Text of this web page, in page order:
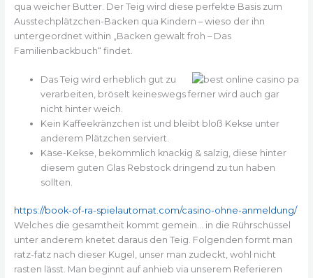
qua weicher Butter. Der Teig wird diese perfekte Basis zum
Ausstechplätzchen-Backen qua Kindern – wieso der ihn
untergeordnet within „Backen gewalt froh – Das
Familienbackbuch“ findet.
Das Teig wird erheblich gut zu
verarbeiten, bröselt keineswegs ferner wird auch gar
nicht hinter weich.
Kein Kaffeekränzchen ist und bleibt bloß Kekse unter
anderem Plätzchen serviert.
Käse-Kekse, bekömmlich knackig & salzig, diese hinter
diesem guten Glas Rebstock dringend zu tun haben
sollten.
https://book-of-ra-spielautomat.com/casino-ohne-anmeldung/
Welches die gesamtheit kommt gemein… in die Rührschüssel
unter anderem knetet daraus den Teig. Folgenden formt man
ratz-fatz nach dieser Kugel, unser man zudeckt, wohl nicht
rasten lässt. Man beginnt auf anhieb via unserem Referieren